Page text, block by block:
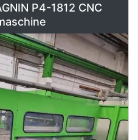
P4-1812 CNC